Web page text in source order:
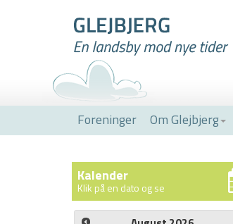
Foreninger Om Glejbjerg
Kalender
Klik på en dato og se
aktiviteter